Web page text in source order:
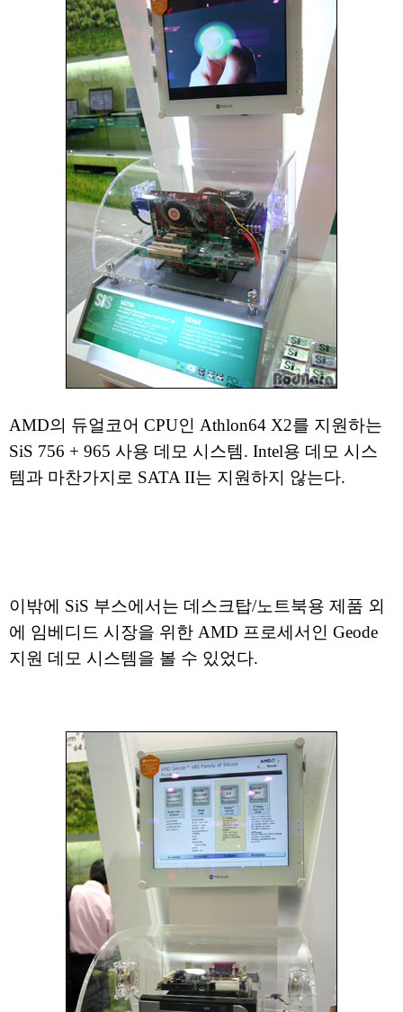
AMD의 듀얼코어 CPU인 Athlon64 X2를 지원하는
SiS 756 + 965 사용 데모 시스템. Intel용 데모 시스
템과 마찬가지로 SATA II는 지원하지 않는다.
이밖에 SiS 부스에서는 데스크탑/노트북용 제품 외
에 임베디드 시장을 위한 AMD 프로세서인 Geode
지원 데모 시스템을 볼 수 있었다.